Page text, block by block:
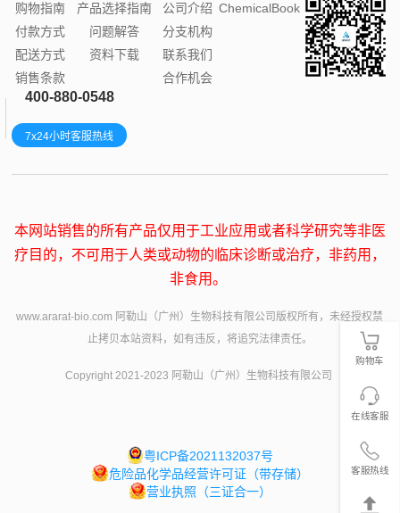
购物指南
付款方式
配送方式
销售条款
产品选择指南
问题解答
资料下载
公司介绍
分支机构
联系我们
合作机会
ChemicalBook
400-880-0548
7x24小时客服热线
本网站销售的所有产品仅用于工业应用或者科学研究等非医
疗目的，不可用于人类或动物的临床诊断或治疗，非药用，
非食用。
www.ararat-bio.com 阿勒山（广州）生物科技有限公司版权所有，未经授权禁
止拷贝本站资料，如有违反，将追究法律责任。
Copyright 2021-2023 阿勒山（广州）生物科技有限公司
粤ICP备2021132037号
危险品化学品经营许可证（带存储）
营业执照（三证合一）
购物车
在线客服
客服热线